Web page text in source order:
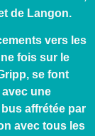
de Langon.
vers les
fois sur le
se font
une
affrétée par
avec tous les